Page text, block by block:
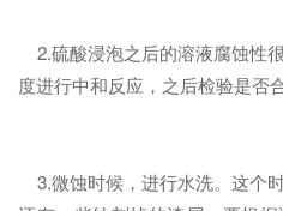
2.硫酸浸泡之后的溶液腐蚀性
度进行中和反应，之后检验是否合
3.微蚀时候，进行水洗。这个